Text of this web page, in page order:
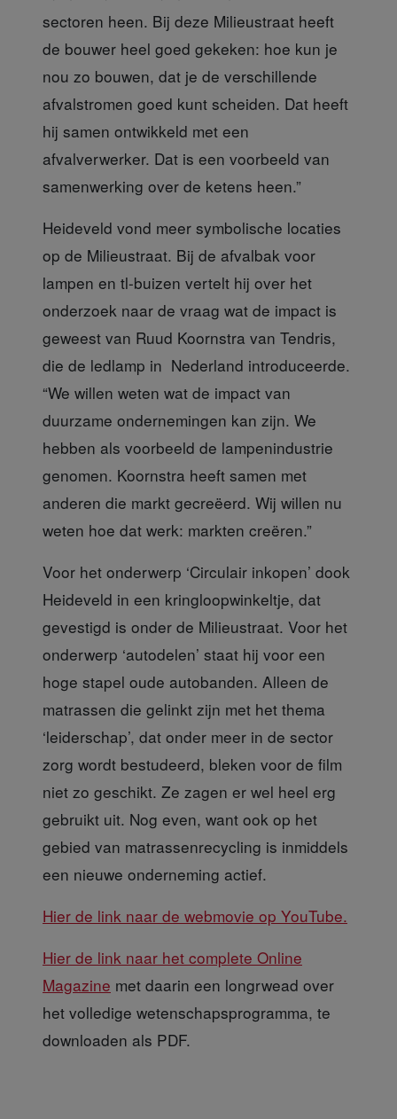
sectoren heen. Bij deze Milieustraat heeft
de bouwer heel goed gekeken: hoe kun je
nou zo bouwen, dat je de verschillende
afvalstromen goed kunt scheiden. Dat heeft
hij samen ontwikkeld met een
afvalverwerker. Dat is een voorbeeld van
samenwerking over de ketens heen.”
Heideveld vond meer symbolische locaties
op de Milieustraat. Bij de afvalbak voor
lampen en tl-buizen vertelt hij over het
onderzoek naar de vraag wat de impact is
geweest van Ruud Koornstra van Tendris,
die de ledlamp in Nederland introduceerde.
“We willen weten wat de impact van
duurzame ondernemingen kan zijn. We
hebben als voorbeeld de lampenindustrie
genomen. Koornstra heeft samen met
anderen die markt gecreëerd. Wij willen nu
weten hoe dat werk: markten creëren.”
Voor het onderwerp ‘Circulair inkopen’ dook
Heideveld in een kringloopwinkeltje, dat
gevestigd is onder de Milieustraat. Voor het
onderwerp ‘autodelen’ staat hij voor een
hoge stapel oude autobanden. Alleen de
matrassen die gelinkt zijn met het thema
‘leiderschap’, dat onder meer in de sector
zorg wordt bestudeerd, bleken voor de film
niet zo geschikt. Ze zagen er wel heel erg
gebruikt uit. Nog even, want ook op het
gebied van matrassenrecycling is inmiddels
een nieuwe onderneming actief.
Hier de link naar de webmovie op YouTube.
Hier de link naar het complete Online
Magazine met daarin een longrwead over
het volledige wetenschapsprogramma, te
downloaden als PDF.